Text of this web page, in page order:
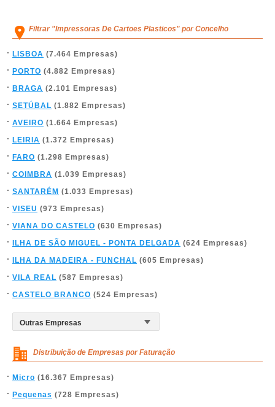
Filtrar "Impressoras De Cartoes Plasticos" por Concelho
LISBOA (7.464 Empresas)
PORTO (4.882 Empresas)
BRAGA (2.101 Empresas)
SETÚBAL (1.882 Empresas)
AVEIRO (1.664 Empresas)
LEIRIA (1.372 Empresas)
FARO (1.298 Empresas)
COIMBRA (1.039 Empresas)
SANTARÉM (1.033 Empresas)
VISEU (973 Empresas)
VIANA DO CASTELO (630 Empresas)
ILHA DE SÃO MIGUEL - PONTA DELGADA (624 Empresas)
ILHA DA MADEIRA - FUNCHAL (605 Empresas)
VILA REAL (587 Empresas)
CASTELO BRANCO (524 Empresas)
Distribuição de Empresas por Faturação
Micro (16.367 Empresas)
Pequenas (728 Empresas)